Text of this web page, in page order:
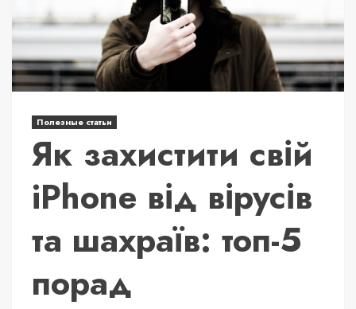
Полезные статьи
Як захистити свій
iPhone від вірусів
та шахраїв: топ-5
порад